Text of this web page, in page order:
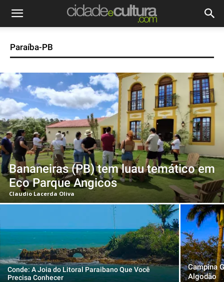
Paraíba-PB
Bananeiras (PB) tem luau temático em
Eco Parque Angicos
Claudio Lacerda Oliva
Conde: A Joia do Litoral Paraibano Que Você
Precisa Conhecer
Campina
Algodão